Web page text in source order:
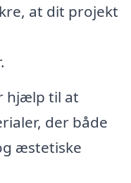
at dit projekt
hjælp til at
der både
æstetiske